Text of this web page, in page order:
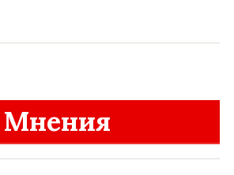
Мнения